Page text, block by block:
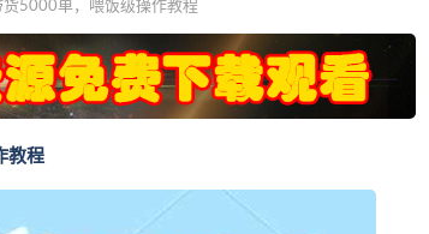
5000单，喂饭级操作教程
教程